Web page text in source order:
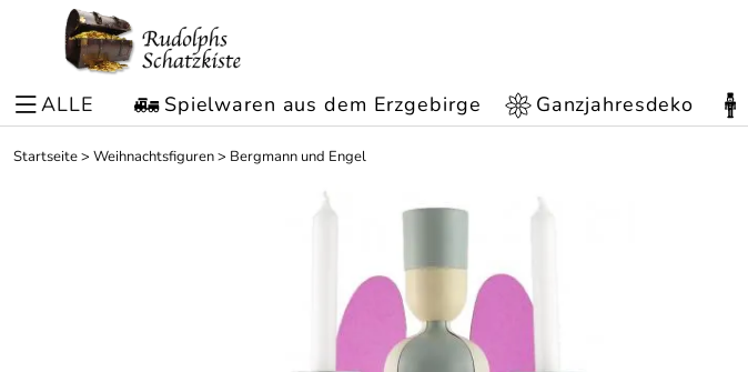
ALLE Spielwaren aus dem Erzgebirge Ganzjahresdeko
Startseite> Weihnachtsfiguren> Bergmann und Engel